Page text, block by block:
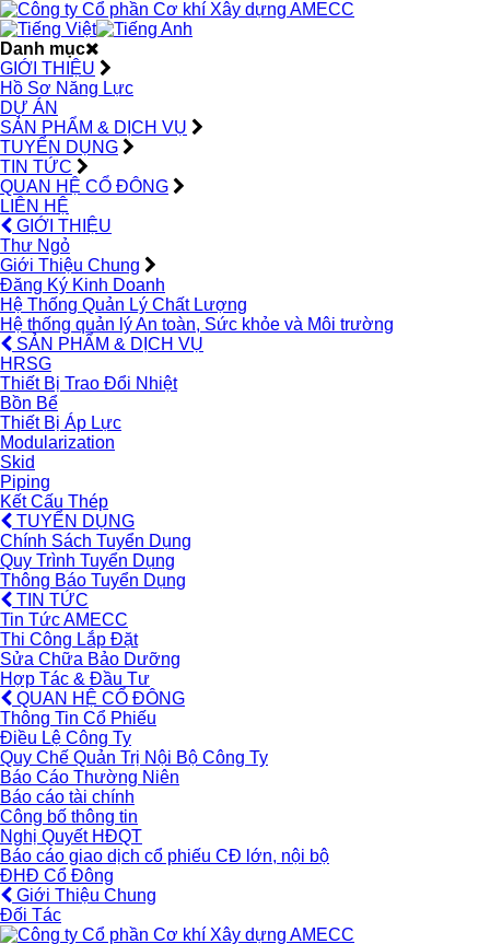
Danh mục
GIỚI THIỆU
Hồ Sơ Năng Lực
DỰ ÁN
SẢN PHẨM & DỊCH VỤ
TUYỂN DỤNG
TIN TỨC
QUAN HỆ CỔ ĐÔNG
LIÊN HỆ
GIỚI THIỆU
Thư Ngỏ
Giới Thiệu Chung
Đăng Ký Kinh Doanh
Hệ Thống Quản Lý Chất Lượng
Hệ thống quản lý An toàn, Sức khỏe và Môi trường
SẢN PHẨM & DỊCH VỤ
HRSG
Thiết Bị Trao Đổi Nhiệt
Bồn Bể
Thiết Bị Áp Lực
Modularization
Skid
Piping
Kết Cấu Thép
TUYỂN DỤNG
Chính Sách Tuyển Dụng
Quy Trình Tuyển Dụng
Thông Báo Tuyển Dụng
TIN TỨC
Tin Tức AMECC
Thi Công Lắp Đặt
Sửa Chữa Bảo Dưỡng
Hợp Tác & Đầu Tư
QUAN HỆ CỔ ĐÔNG
Thông Tin Cổ Phiếu
Điều Lệ Công Ty
Quy Chế Quản Trị Nội Bộ Công Ty
Báo Cáo Thường Niên
Báo cáo tài chính
Công bố thông tin
Nghị Quyết HĐQT
Báo cáo giao dịch cổ phiếu CĐ lớn, nội bộ
ĐHĐ Cổ Đông
Giới Thiệu Chung
Đối Tác